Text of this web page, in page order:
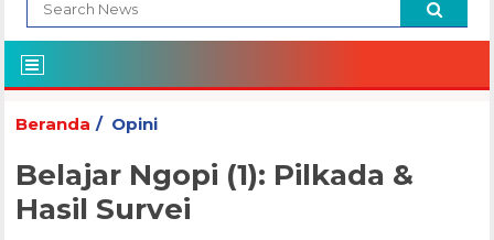
Beranda Opini
Belajar Ngopi (1): Pilkada &
Hasil Survei